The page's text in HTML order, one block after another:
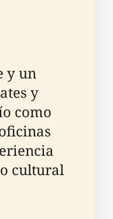
y un
y
como
cultural